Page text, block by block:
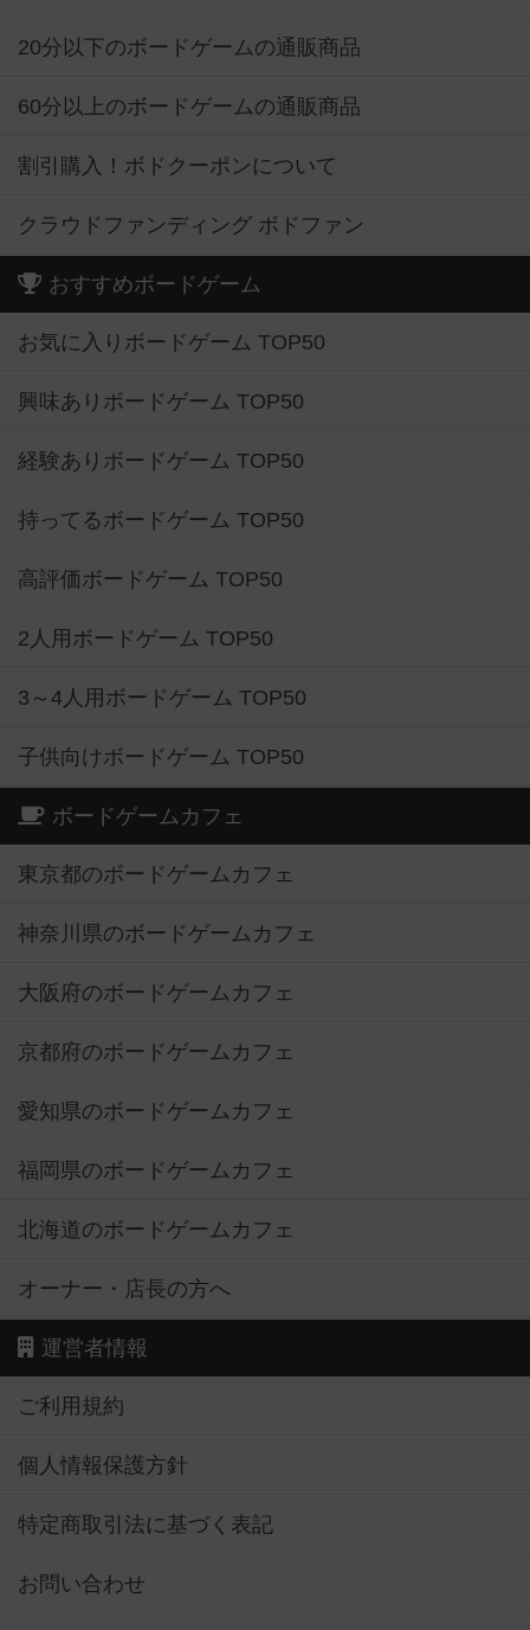
20分以下のボードゲームの通販商品
60分以上のボードゲームの通販商品
割引購入！ボドクーポンについて
クラウドファンディング ボドファン
おすすめボードゲーム
お気に入りボードゲーム TOP50
興味ありボードゲーム TOP50
経験ありボードゲーム TOP50
持ってるボードゲーム TOP50
高評価ボードゲーム TOP50
2人用ボードゲーム TOP50
3～4人用ボードゲーム TOP50
子供向けボードゲーム TOP50
ボードゲームカフェ
東京都のボードゲームカフェ
神奈川県のボードゲームカフェ
大阪府のボードゲームカフェ
京都府のボードゲームカフェ
愛知県のボードゲームカフェ
福岡県のボードゲームカフェ
北海道のボードゲームカフェ
オーナー・店長の方へ
運営者情報
ご利用規約
個人情報保護方針
特定商取引法に基づく表記
お問い合わせ